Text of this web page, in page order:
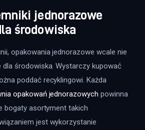
jednorazowe
środowiska
opakowania jednorazowe wcale nie
środowiska. Wystarczy kupować
poddać recyklingowi. Każda
opakowań jednorazowych powinna
bogaty asortyment takich
jest wykorzystanie